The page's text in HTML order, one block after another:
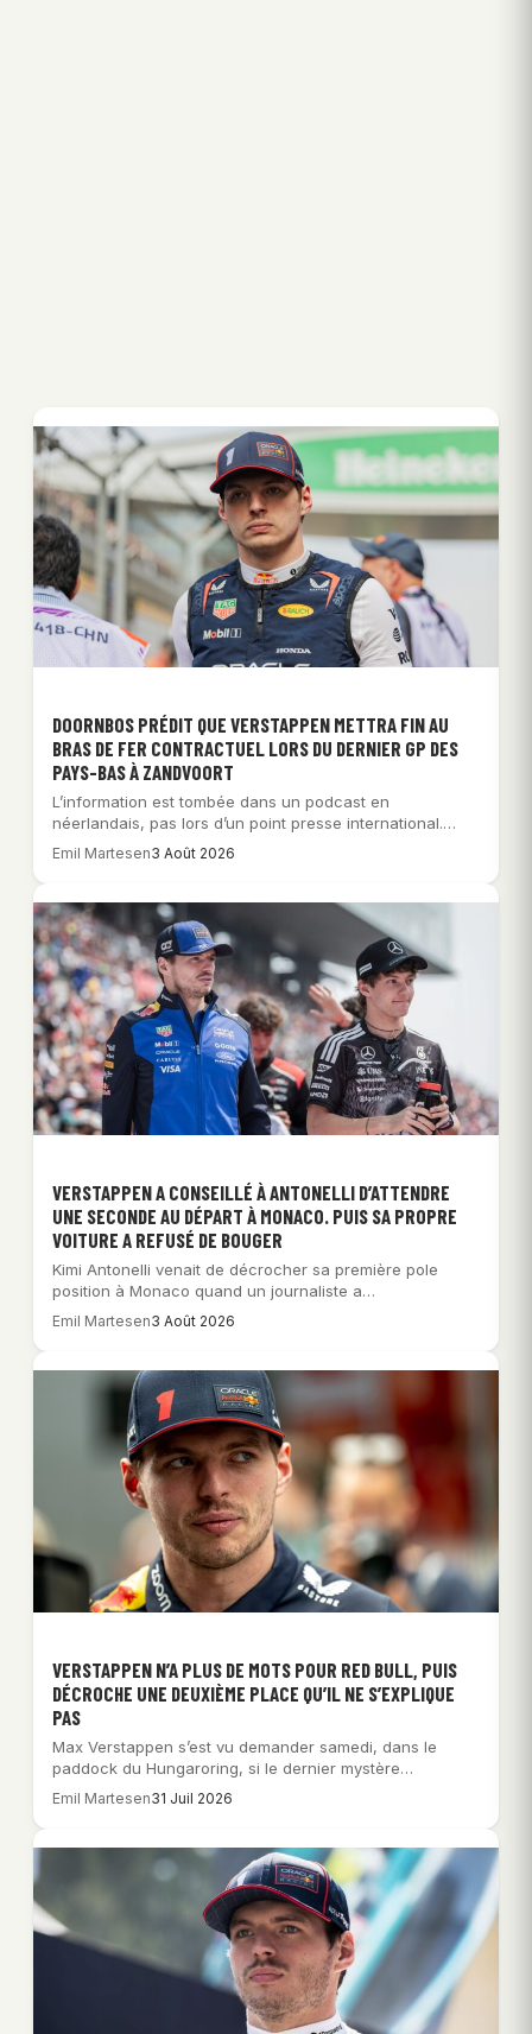
DOORNBOS PRÉDIT QUE VERSTAPPEN METTRA FIN AU
BRAS DE FER CONTRACTUEL LORS DU DERNIER GP DES
PAYS-BAS À ZANDVOORT
L’information est tombée dans un podcast en
néerlandais, pas lors d’un point presse international.
Doornbos,…
Emil Martesen3 Août 2026
VERSTAPPEN A CONSEILLÉ À ANTONELLI D’ATTENDRE
UNE SECONDE AU DÉPART À MONACO. PUIS SA PROPRE
VOITURE A REFUSÉ DE BOUGER
Kimi Antonelli venait de décrocher sa première pole
position à Monaco quand un journaliste a…
Emil Martesen3 Août 2026
VERSTAPPEN N’A PLUS DE MOTS POUR RED BULL, PUIS
DÉCROCHE UNE DEUXIÈME PLACE QU’IL NE S’EXPLIQUE
PAS
Max Verstappen s’est vu demander samedi, dans le
paddock du Hungaroring, si le dernier mystère…
Emil Martesen31 Juil 2026